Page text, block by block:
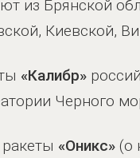
из Брянской
Киевской,
«Калибр»
Черного
«Оникс» (о